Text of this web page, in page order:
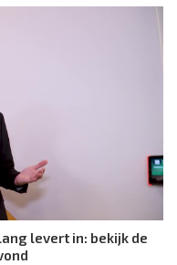
levert in: bekijk de